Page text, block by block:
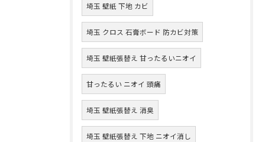
埼玉 壁紙 下地 カビ
埼玉 クロス 石膏ボード 防カビ対策
埼玉 壁紙張替え 甘ったるいニオイ
甘ったるい ニオイ 頭痛
埼玉 壁紙張替え 消臭
埼玉 壁紙張替え 下地 ニオイ消し